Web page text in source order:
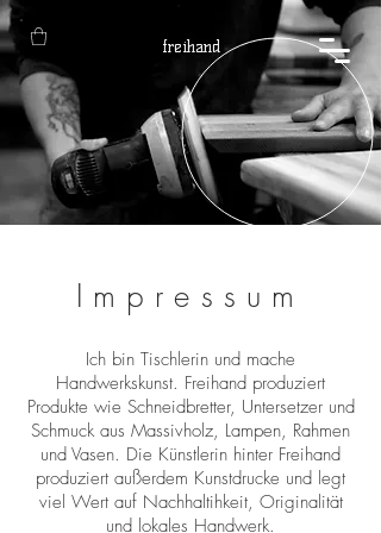
freihand
Impressum
Ich bin Tischlerin und mache
Handwerkskunst. Freihand produziert
Produkte wie Schneidbretter, Untersetzer und
Schmuck aus Massivholz, Lampen, Rahmen
und Vasen. Die Künstlerin hinter Freihand
produziert außerdem Kunstdrucke und legt
viel Wert auf Nachhaltihkeit, Originalität
und lokales Handwerk.